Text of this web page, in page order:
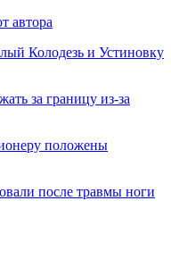
автора
Колодезь и Устиновку
за границу из-за
положены
после травмы ноги